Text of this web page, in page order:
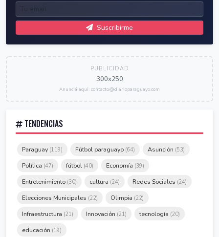
Suscribirme
PUBLICIDAD
300x250
Anunciá aquí: contacto@diarioparaguayo.com
TENDENCIAS
Paraguay (119) Fútbol paraguayo (64) Asunción (53)
Política (47) fútbol (40) Economía (39)
Entretenimiento (30) cultura (24) Redes Sociales (24)
Elecciones Municipales (22) Olimpia (22)
Infraestructura (21) Innovación (21) tecnología (20)
educación (19)